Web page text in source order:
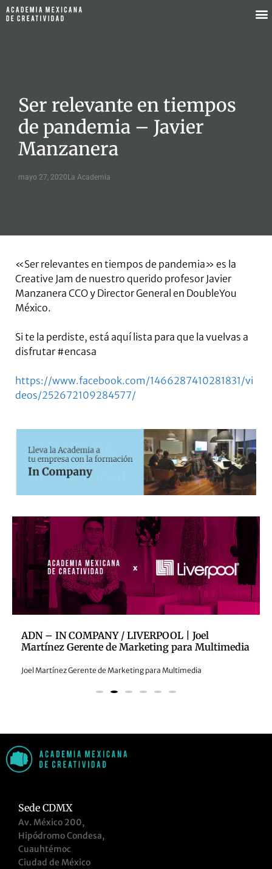
Ser relevante en tiempos
de pandemia – Javier
Manzanera
mayo 27, 2020 La Academia
«Ser relevantes en tiempos de pandemia» es la
Creative Jam de nuestro querido profesor Javier
Manzanera CCO y Director General en DoubleYou
México.
Si te la perdiste, está aquí lista para que la vuelvas a
disfrutar #encasa
https://www.facebook.com/1466287410281831/vi
deos/252672109284577/
ADN – IN COMPANY / LIVERPOOL | Joel
Martínez Gerente de Marketing para Multimedia
Joel Martínez Gerente de Marketing para Multimedia
Sede CDMX
Av. México 200,
Hipódromo Condesa,
Cuauhtémoc
Ciudad de México